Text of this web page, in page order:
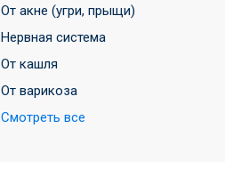
От акне (угри, прыщи)
Нервная система
От кашля
От варикоза
Смотреть все